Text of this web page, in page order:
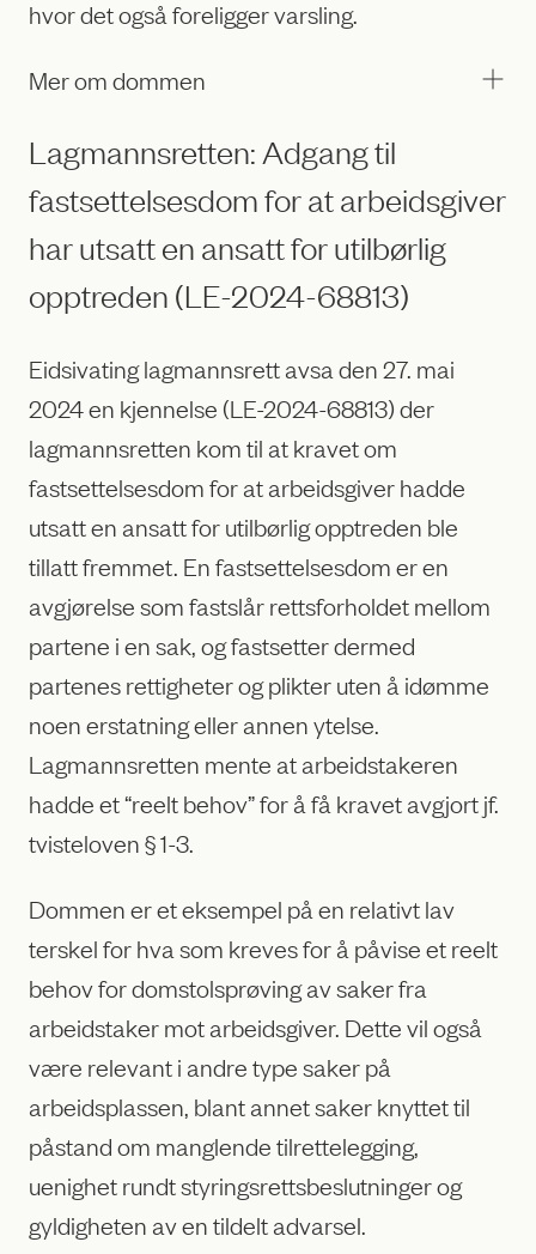
hvor det også foreligger varsling.
Mer om dommen
Lagmannsretten: Adgang til
fastsettelsesdom for at arbeidsgiver
har utsatt en ansatt for utilbørlig
opptreden (LE-2024-68813)
Eidsivating lagmannsrett avsa den 27. mai
2024 en kjennelse (LE-2024-68813) der
lagmannsretten kom til at kravet om
fastsettelsesdom for at arbeidsgiver hadde
utsatt en ansatt for utilbørlig opptreden ble
tillatt fremmet. En fastsettelsesdom er en
avgjørelse som fastslår rettsforholdet mellom
partene i en sak, og fastsetter dermed
partenes rettigheter og plikter uten å idømme
noen erstatning eller annen ytelse.
Lagmannsretten mente at arbeidstakeren
hadde et “reelt behov” for å få kravet avgjort jf.
tvisteloven § 1-3.
Dommen er et eksempel på en relativt lav
terskel for hva som kreves for å påvise et reelt
behov for domstolsprøving av saker fra
arbeidstaker mot arbeidsgiver. Dette vil også
være relevant i andre type saker på
arbeidsplassen, blant annet saker knyttet til
påstand om manglende tilrettelegging,
uenighet rundt styringsrettsbeslutninger og
gyldigheten av en tildelt advarsel.